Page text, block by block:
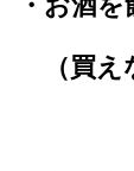
（買え